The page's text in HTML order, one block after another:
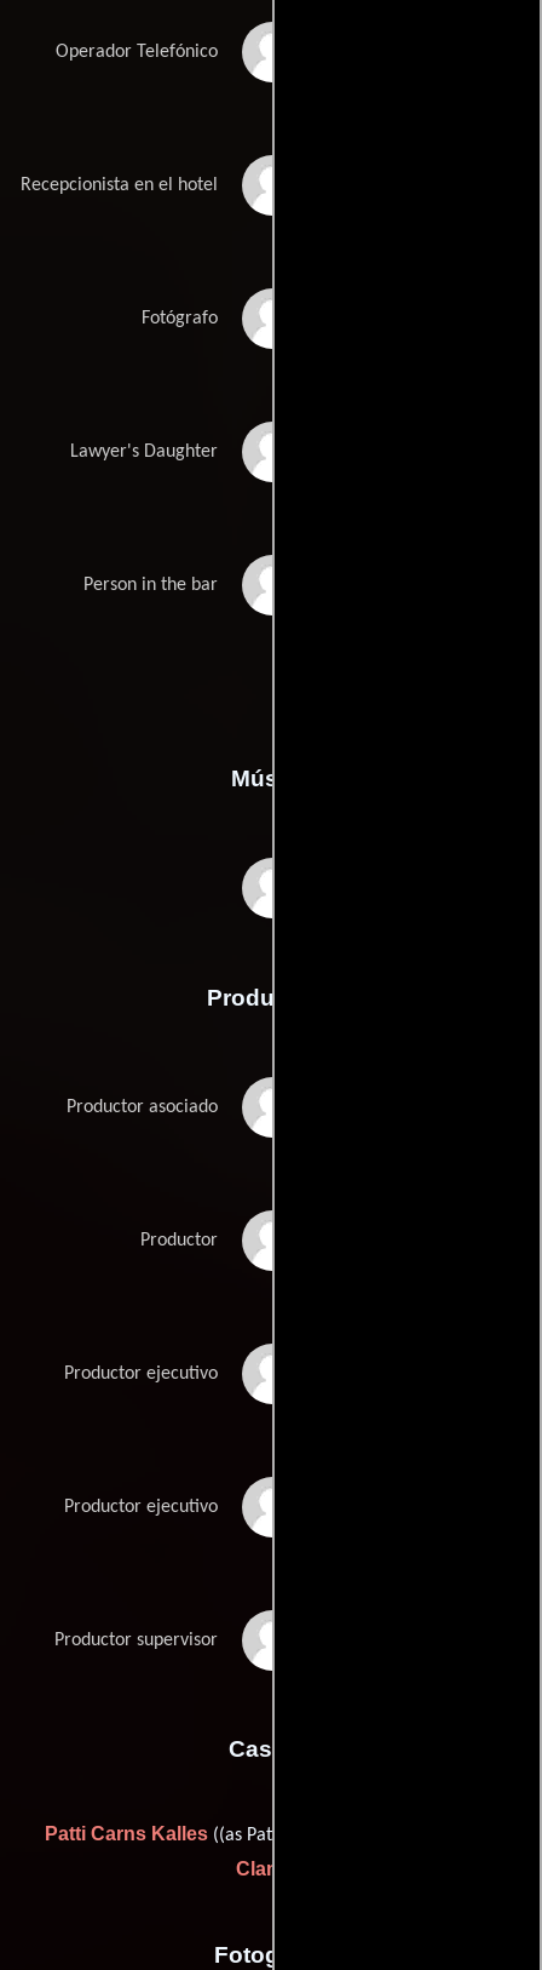
Operador Telefónico
Recepcionista en el hotel
Fotógrafo
Lawyer's Daughter
Person in the bar
Música
Producción
Productor asociado
Productor
Productor ejecutivo
Productor ejecutivo
Productor supervisor
Casting
Patti Carns Kalles ((as Patti Carnes Kalles)) y
Claman
Fotografia